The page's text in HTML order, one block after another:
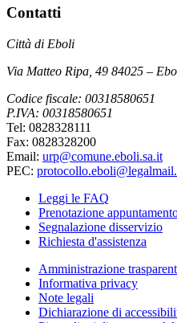
Contatti
Città di Eboli
Via Matteo Ripa, 49 84025 –
Codice fiscale: 00318580651
P.IVA: 00318580651
Tel: 0828328111
Fax: 0828328200
Email: urp@comune.eboli.sa.it
PEC:
Leggi le FAQ
Prenotazione
Segnalazione disservizio
Richiesta d'assistenza
Amministrazione
Informativa privacy
Note legali
Dichiarazione di